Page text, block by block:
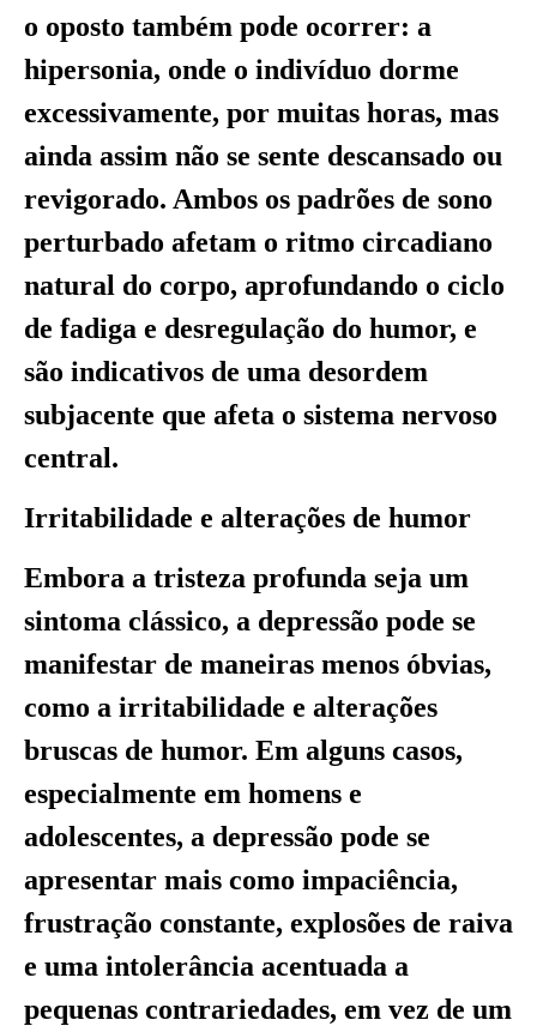
o oposto também pode ocorrer: a
hipersonia, onde o indivíduo dorme
excessivamente, por muitas horas, mas
ainda assim não se sente descansado ou
revigorado. Ambos os padrões de sono
perturbado afetam o ritmo circadiano
natural do corpo, aprofundando o ciclo
de fadiga e desregulação do humor, e
são indicativos de uma desordem
subjacente que afeta o sistema nervoso
central.
Irritabilidade e alterações de humor
Embora a tristeza profunda seja um
sintoma clássico, a depressão pode se
manifestar de maneiras menos óbvias,
como a irritabilidade e alterações
bruscas de humor. Em alguns casos,
especialmente em homens e
adolescentes, a depressão pode se
apresentar mais como impaciência,
frustração constante, explosões de raiva
e uma intolerância acentuada a
pequenas contrariedades, em vez de um